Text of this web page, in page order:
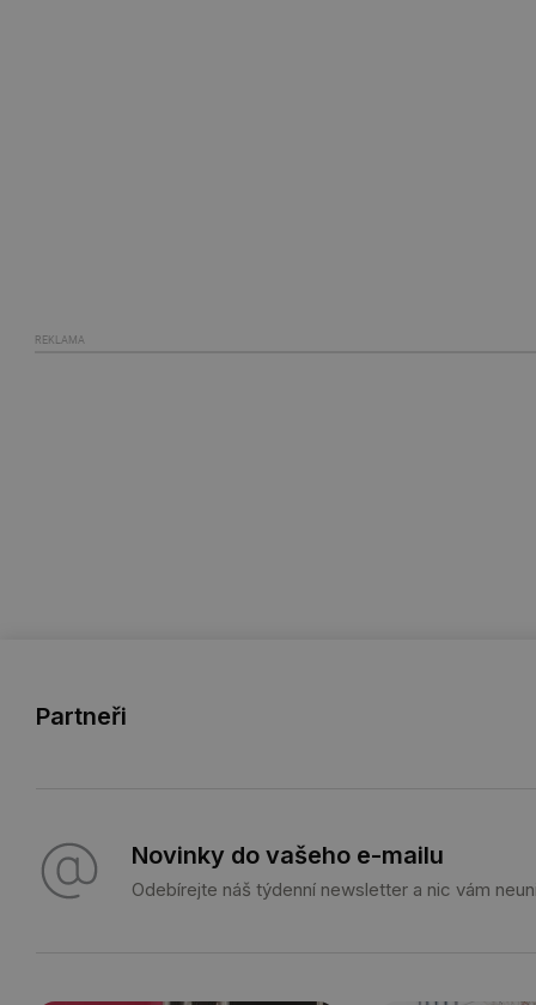
REKLAMA
Partneři
Novinky do vašeho e-mailu
Odebírejte náš týdenní newsletter a nic vám